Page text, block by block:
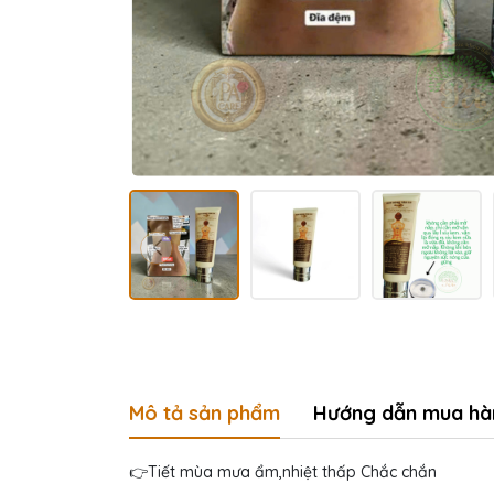
Mô tả sản phẩm Hướng dẫn mua
👉Tiết mùa mưa ẩm,nhiệt thấp Chắc chắn